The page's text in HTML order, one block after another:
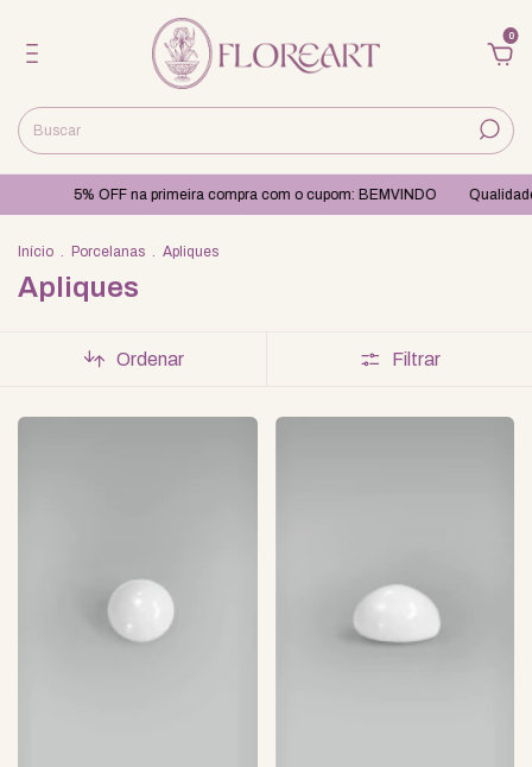
0
OFF na primeira compra com o cupom: BEMVINDO Qualidade e cuidado
Início . Porcelanas . Apliques
Apliques
Ordenar Filtrar